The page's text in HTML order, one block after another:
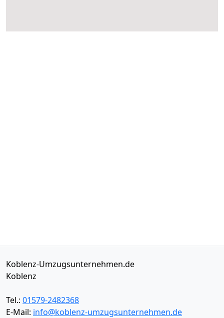
Koblenz-Umzugsunternehmen.de
Koblenz
Tel.: 01579-2482368
E-Mail: info@koblenz-umzugsunternehmen.de